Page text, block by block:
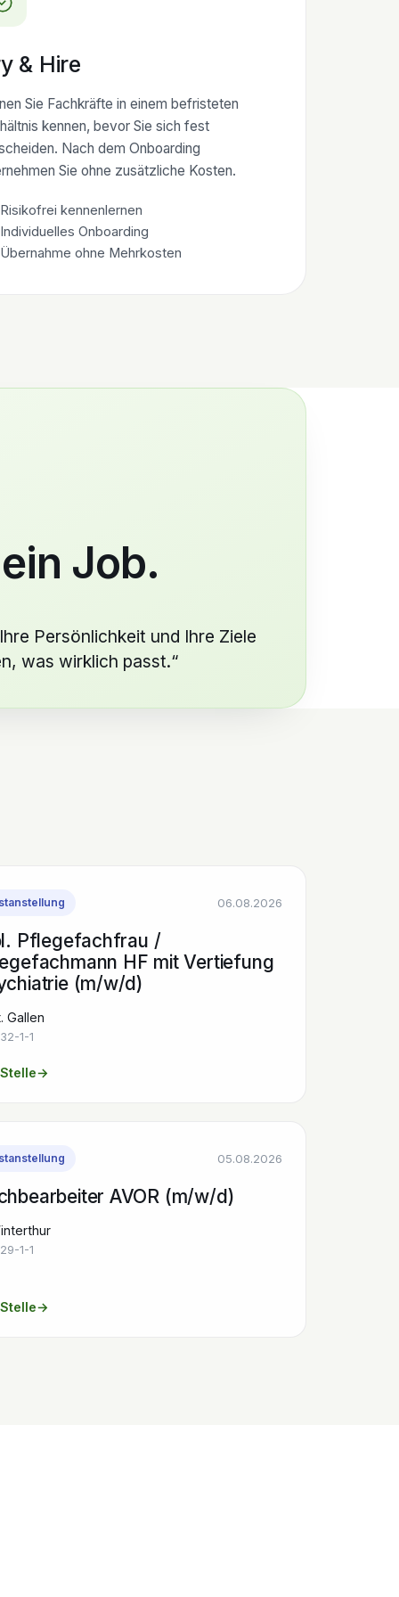
& Hire
Sie Fachkräfte in einem befristeten
kennen, bevor Sie sich fest
Nach dem Onboarding
Sie ohne zusätzliche Kosten.
Risikofrei kennenlernen
Individuelles Onboarding
Übernahme ohne Mehrkosten
Job.
Persönlichkeit und Ihre Ziele
was wirklich passt.“
06.08.2026
Pflegefachfrau /
HF mit Vertiefung
(m/w/d)
Gallen
1-1
→
05.08.2026
AVOR (m/w/d)
1-1
→